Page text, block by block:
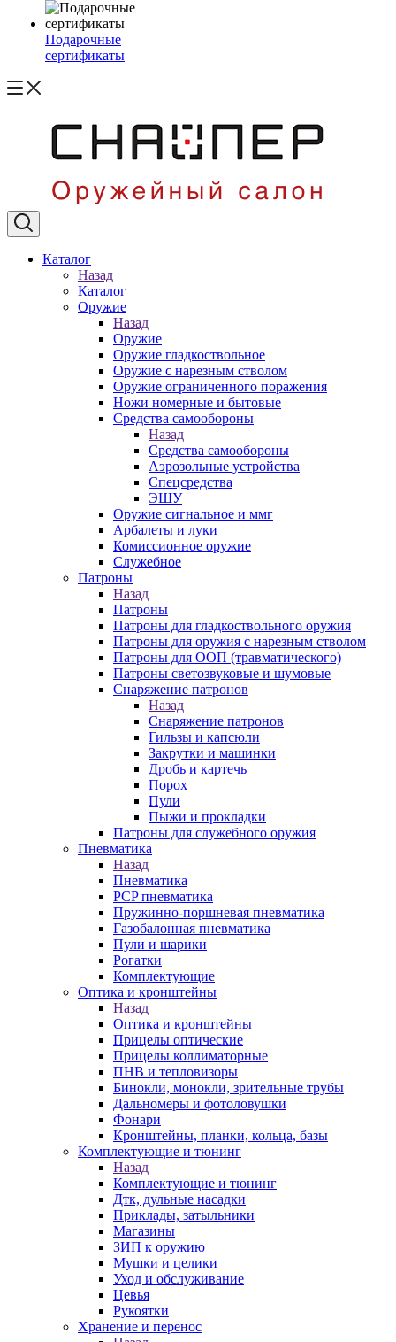
Подарочные
сертификаты
Каталог
Назад
Каталог
Оружие
Назад
Оружие
Оружие гладкоствольное
Оружие с нарезным стволом
Оружие ограниченного поражения
Ножи номерные и бытовые
Средства самообороны
Назад
Средства самообороны
Аэрозольные устройства
Спецсредства
ЭШУ
Оружие сигнальное и ммг
Арбалеты и луки
Комиссионное оружие
Служебное
Патроны
Назад
Патроны
Патроны для гладкоствольного оружия
Патроны для оружия с нарезным стволом
Патроны для ООП (травматического)
Патроны светозвуковые и шумовые
Снаряжение патронов
Назад
Снаряжение патронов
Гильзы и капсюли
Закрутки и машинки
Дробь и картечь
Порох
Пули
Пыжи и прокладки
Патроны для служебного оружия
Пневматика
Назад
Пневматика
PCP пневматика
Пружинно-поршневая пневматика
Газобалонная пневматика
Пули и шарики
Рогатки
Комплектующие
Оптика и кронштейны
Назад
Оптика и кронштейны
Прицелы оптические
Прицелы коллиматорные
ПНВ и тепловизоры
Бинокли, монокли, зрительные трубы
Дальномеры и фотоловушки
Фонари
Кронштейны, планки, кольца, базы
Комплектующие и тюнинг
Назад
Комплектующие и тюнинг
Дтк, дульные насадки
Приклады, затыльники
Магазины
ЗИП к оружию
Мушки и целики
Уход и обслуживание
Цевья
Рукоятки
Хранение и перенос